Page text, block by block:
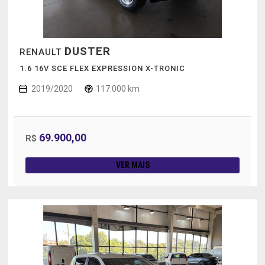
RENAULT DUSTER
1.6 16V SCE FLEX EXPRESSION X-TRONIC
2019/2020 117.000 km
R$ 69.900,00
VER MAIS